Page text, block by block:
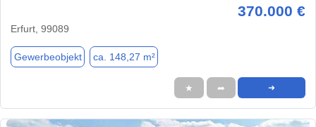
370.000 €
Erfurt, 99089
Gewerbeobjekt ca. 148,27 m²
★ ➦ ➜